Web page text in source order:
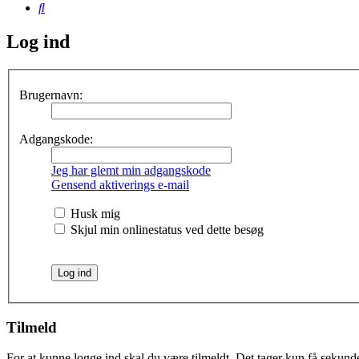
Søg
Log ind
Brugernavn:
Adgangskode:
Jeg har glemt min adgangskode
Gensend aktiverings e-mail
Husk mig
Skjul min onlinestatus ved dette besøg
Tilmeld